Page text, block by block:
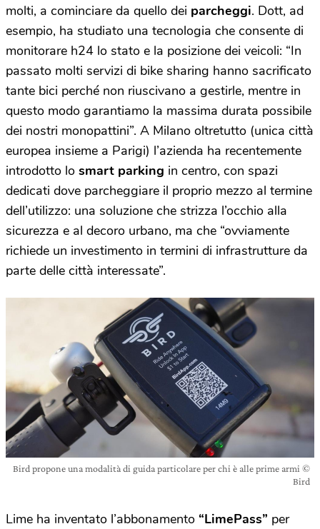
molti, a cominciare da quello dei parcheggi. Dott, ad
esempio, ha studiato una tecnologia che consente di
monitorare h24 lo stato e la posizione dei veicoli: “In
passato molti servizi di bike sharing hanno sacrificato
tante bici perché non riuscivano a gestirle, mentre in
questo modo garantiamo la massima durata possibile
dei nostri monopattini”. A Milano oltretutto (unica città
europea insieme a Parigi) l’azienda ha recentemente
introdotto lo smart parking in centro, con spazi
dedicati dove parcheggiare il proprio mezzo al termine
dell’utilizzo: una soluzione che strizza l’occhio alla
sicurezza e al decoro urbano, ma che “ovviamente
richiede un investimento in termini di infrastrutture da
parte delle città interessate”.
Bird propone una modalità di guida particolare per chi è alle prime armi ©
Bird
Lime ha inventato l’abbonamento “LimePass” per